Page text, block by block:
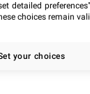
detailed
choices remain
your choices